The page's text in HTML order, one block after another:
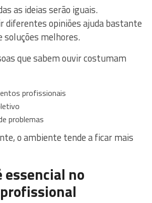
as ideias serão iguais.
diferentes opiniões ajuda bastante
soluções melhores.
que sabem ouvir costumam
profissionais
problemas
o ambiente tende a ficar mais
essencial no